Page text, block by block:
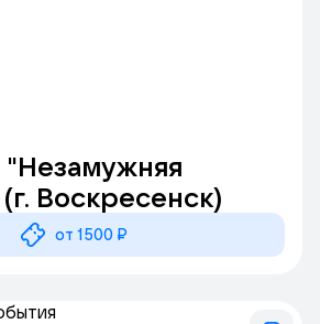
"Незамужняя
Воскресенск)
от 1500 ₽